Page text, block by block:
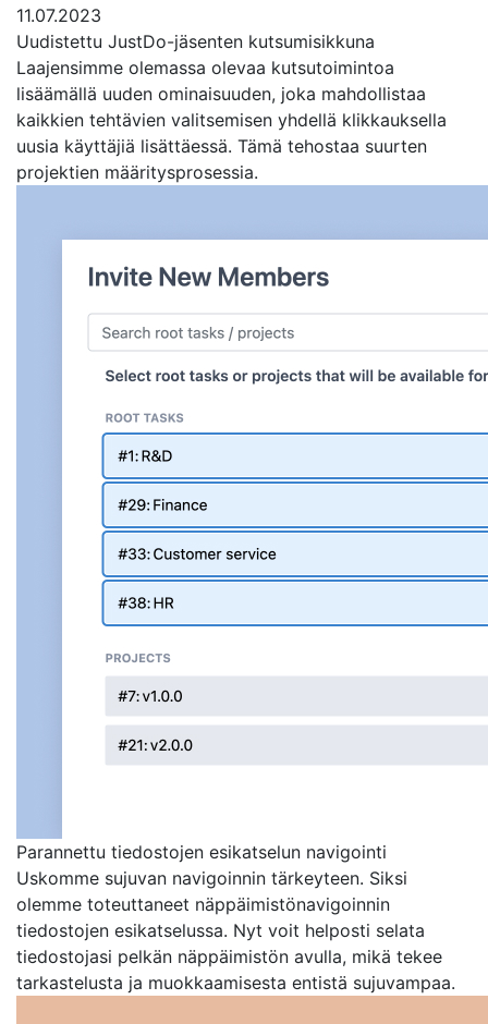
11.07.2023
Uudistettu JustDo-jäsenten kutsumisikkuna
Laajensimme olemassa olevaa kutsutoimintoa
lisäämällä uuden ominaisuuden, joka mahdollistaa
kaikkien tehtävien valitsemisen yhdellä klikkauksella
uusia käyttäjiä lisättäessä. Tämä tehostaa suurten
projektien määritysprosessia.
Parannettu tiedostojen esikatselun navigointi
Uskomme sujuvan navigoinnin tärkeyteen. Siksi
olemme toteuttaneet näppäimistönavigoinnin
tiedostojen esikatselussa. Nyt voit helposti selata
tiedostojasi pelkän näppäimistön avulla, mikä tekee
tarkastelusta ja muokkaamisesta entistä sujuvampaa.